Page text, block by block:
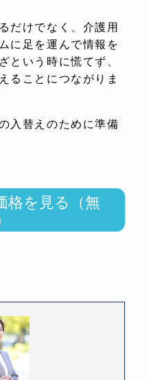
だけでなく、介護用
に足を運んで情報を
という時に慌てず、
ることにつながりま
入替えのために準備
格を見る（無